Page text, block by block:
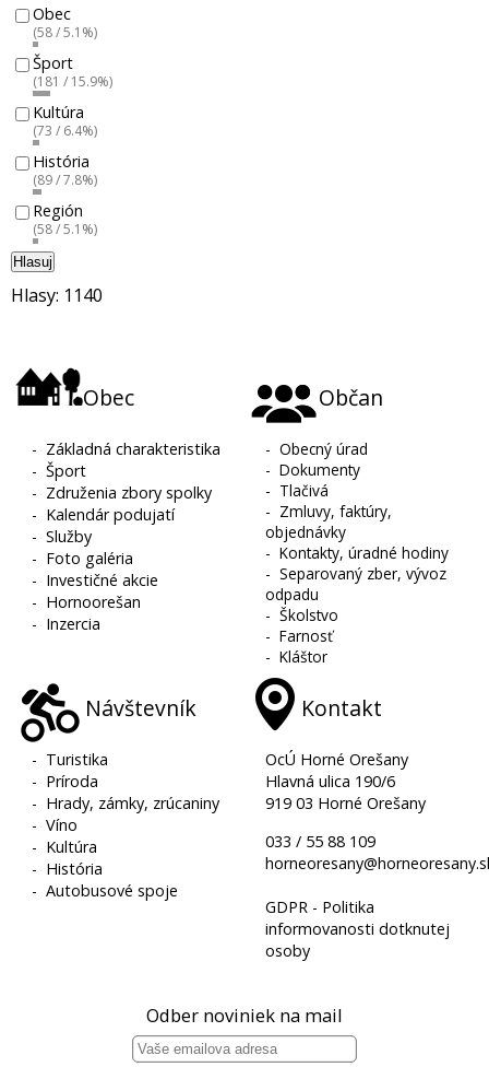
Obec
(58 / 5.1%)
Šport
(181 / 15.9%)
Kultúra
(73 / 6.4%)
História
(89 / 7.8%)
Región
(58 / 5.1%)
Hlasuj
Hlasy: 1140
Obec
- Základná charakteristika
-Šport
- Združenia zbory spolky
- Kalendár podujatí
-Služby
- Foto galéria
- Investičné akcie
- Hornoorešan
- Inzercia
Občan
-Obecný úrad
-Dokumenty
- Tlačivá
- Zmluvy, faktúry,
objednávky
-Kontakty, úradné hodiny
-Separovaný zber, vývoz
odpadu
-Školstvo
-Farnosť
-Kláštor
Návštevník
- Turistika
- Príroda
- Hrady, zámky, zrúcaniny
-Víno
- Kultúra
- História
-Autobusové spoje
Kontakt
OcÚ Horné Orešany
Hlavná ulica 190/6
919 03 Horné Orešany
033 / 55 88 109
GDPR - Politika
informovanosti dotknutej
osoby
Odber noviniek na mail